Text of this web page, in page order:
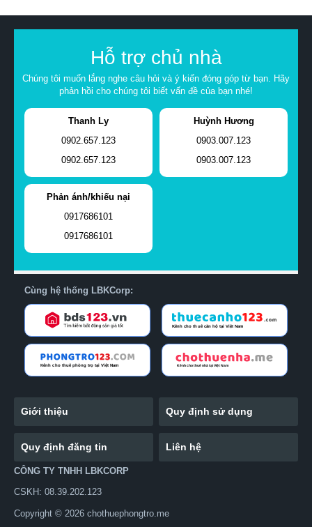
Hỗ trợ chủ nhà
Chúng tôi muốn lắng nghe câu hỏi và ý kiến đóng góp từ bạn. Hãy
phản hồi cho chúng tôi biết vấn đề của bạn nhé!
Thanh Ly
0902.657.123
0902.657.123
Huỳnh Hương
0903.007.123
0903.007.123
Phản ánh/khiếu nại
0917686101
0917686101
Cùng hệ thống LBKCorp:
Giới thiệu Quy định sử dụng
Quy định đăng tin Liên hệ
CÔNG TY TNHH LBKCORP
CSKH: 08.39.202.123
Copyright © 2026 chothuephongtro.me